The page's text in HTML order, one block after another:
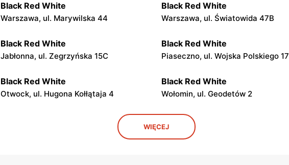
Black Red White
Warszawa, ul. Marywilska 44
Black Red White
Warszawa, ul. Światowida 47B
Black Red White
Jabłonna, ul. Zegrzyńska 15C
Black Red White
Piaseczno, ul. Wojska Polskiego 17
Black Red White
Otwock, ul. Hugona Kołłątaja 4
Black Red White
Wołomin, ul. Geodetów 2
Nowy Dwór Mazowiecki, ul. Mazowiecka
Black Red White
Góra Kalwaria, ul. Pijarska 17
WIĘCEJ